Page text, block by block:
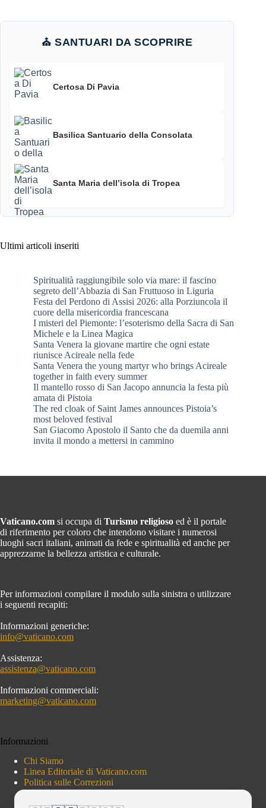
⛪ SANTUARI DA SCOPRIRE
Certosa Di Pavia
Basilica Santuario della Consolata
Santa Maria dell’isola di Tropea
Ultimi articoli inseriti
Spiritualità raggiungibile solo via mare: il fascino
segreto dell’Abbazia di San Fruttuoso in Liguria
Festa del Perdono di Assisi 2026: alla Porziuncola il
cuore della misericordia francescana
I misteri del Piemonte: l’esoterismo della Sacra di San
Michele e la Linea Magica
Santa Venera la giovane martire che ogni estate
riunisce Acireale nella fede
Santa Venera the young martyr who brings Acireale
together in faith every summer
Il mantello rosso di San Jacopo annuncia la festa più
amata di Pistoia
The red cloak of Saint James announces Pistoia’s
most beloved festival
San Giacomo Apostolo il Santo che da duemila anni
invita il mondo a mettersi in cammino
Vaticano.com si occupa di Turismo religioso ed è il portale
di riferimento per coloro che intendono visitare i numerosi
luoghi sacri italiani, animati da fede e spiritualità ed anche per
apprezzarne la bellezza artistica e culturale.
Per informazioni compilare il modulo sulla sinistra o utilizzare
i seguenti recapiti:
Informazioni generiche:
info@vaticano.com
Assistenza:
assistenza@vaticano.com
Informazioni commerciali:
marketing@vaticano.com
Informazioni
Chi Siamo
Linea Editoriale di Vaticano.com
Politica sulle Correzioni